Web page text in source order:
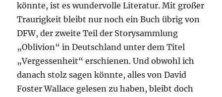
könnte, ist es wundervolle Literatur. Mit großer
Traurigkeit bleibt nur noch ein Buch übrig von
DFW, der zweite Teil der Storysammlung
„Oblivion“ in Deutschland unter dem Titel
„Vergessenheit“ erschienen. Und obwohl ich
danach stolz sagen könnte, alles von David
Foster Wallace gelesen zu haben, bleibt doch